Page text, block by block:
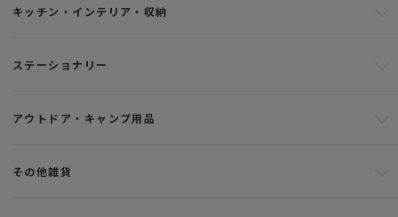
キッチン・インテリア・収納
ステーショナリー
アウトドア・キャンプ用品
その他雑貨